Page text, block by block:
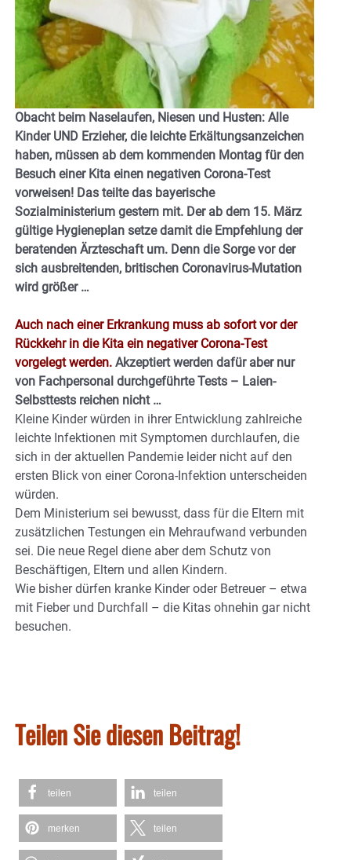
Obacht beim Naselaufen, Niesen und Husten: Alle
Kinder UND Erzieher, die leichte Erkältungsanzeichen
haben, müssen ab dem kommenden Montag für den
Besuch einer Kita einen negativen Corona-Test
vorweisen! Das teilte das bayerische
Sozialministerium gestern mit. Der ab dem 15. März
gültige Hygieneplan setze damit die Empfehlung der
beratenden Ärzteschaft um. Denn die Sorge vor der
sich ausbreitenden, britischen Coronavirus-Mutation
wird größer …
Auch nach einer Erkrankung muss ab sofort vor der
Rückkehr in die Kita ein negativer Corona-Test
vorgelegt werden. Akzeptiert werden dafür aber nur
von Fachpersonal durchgeführte Tests – Laien-
Selbsttests reichen nicht …
Kleine Kinder würden in ihrer Entwicklung zahlreiche
leichte Infektionen mit Symptomen durchlaufen, die
sich in der aktuellen Pandemie leider nicht auf den
ersten Blick von einer Corona-Infektion unterscheiden
würden.
Dem Ministerium sei bewusst, dass für die Eltern mit
zusätzlichen Testungen ein Mehraufwand verbunden
sei. Die neue Regel diene aber dem Schutz von
Beschäftigen, Eltern und allen Kindern.
Wie bisher dürfen kranke Kinder oder Betreuer – etwa
mit Fieber und Durchfall – die Kitas ohnehin gar nicht
besuchen.
Teilen Sie diesen Beitrag!
teilen teilen
merken teilen